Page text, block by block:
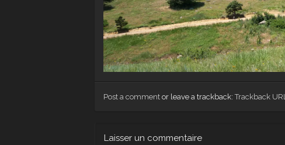
Post a comment or leave a trackback:Trackback URL
Laisser un commentaire